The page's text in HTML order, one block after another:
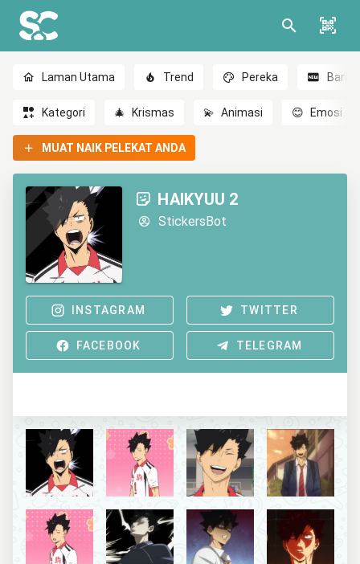
Laman Utama Trend Pereka Baru
Kategori 🎄 Krismas 💫 Animasi 😊 Emosi
MUAT NAIK PELEKAT ANDA
HAIKYUU 2
StickersBot
INSTAGRAM TWITTER
FACEBOOK TELEGRAM